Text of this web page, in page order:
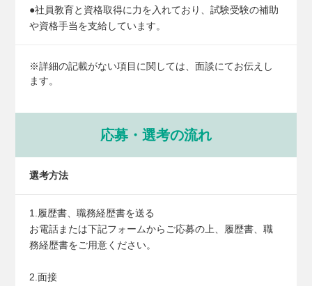
●社員教育と資格取得に力を入れており、試験受験の補助
や資格手当を支給しています。
※詳細の記載がない項目に関しては、面談にてお伝えし
ます。
応募・選考の流れ
選考方法
1.履歴書、職務経歴書を送る
お電話または下記フォームからご応募の上、履歴書、職
務経歴書をご用意ください。
2.面接